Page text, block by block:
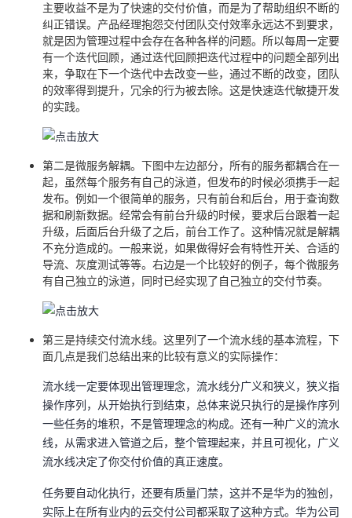
主要收益不是为了快速的交付价值，而是为了帮助组织不断的
纠正错误。产品经理抱怨交付团队交付效率永远达不到要求，
就是因为管理过程中会存在各种各样的问题。所以每周一定要
有一个迭代回顾，通过迭代回顾把迭代过程中的问题全部列出
来，争取在下一个迭代中去改变一些，通过不断的改变，团队
的效率得到提升，冗余的行为被去除。这是快速迭代敏捷开发
的实践。
第二是微服务解耦。下图中左边部分，所有的服务都耦合在一
起，虽然每个服务有自己的泳道，但发布的时候必须携手一起
发布。例如一个很简单的服务，只有前台和后台，用于查询数
据和刷新数据。经常会有前台升级的时候，要求后台跟着一起
升级，后面后台升级了之后，前台工作了。这种情况就是解耦
不充分造成的。一般来说，如果做得好会有特性开关、合适的
导流、灰度测试等等。右边是一个比较好的例子，每个微服务
有自己独立的泳道，同时已经实现了自己独立的交付节奏。
第三是持续交付流水线。这里列了一个流水线的基本流程，下
面几点是我们总结出来的比较有意义的实际操作：
流水线一定要体现出管理理念，流水线分广义和狭义，狭义指
操作序列，从开始执行到结束，总体来说只执行的是操作序列
一些任务的堆积，不是管理理念的构成。还有一种广义的流水
线，从需求进入管道之后，整个管理起来，并且可视化，广义
流水线决定了你交付价值的真正速度。
任务要自动化执行，还要有质量门禁，这并不是华为的独创，
实际上在所有业内的云交付公司都采取了这种方式。华为公司